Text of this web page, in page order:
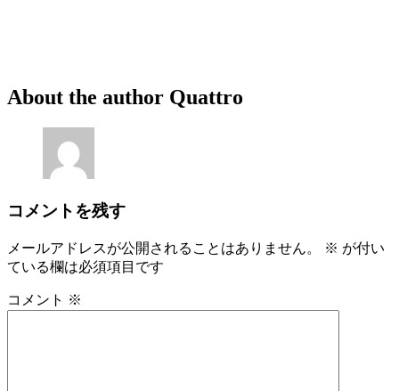
About the author Quattro
コメントを残す
メールアドレスが公開されることはありません。 ※ が付い
ている欄は必須項目です
コメント ※